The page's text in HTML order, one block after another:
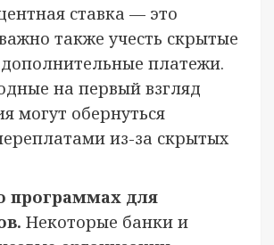
ставка — это
также учесть скрытые
платежи.
на первый взгляд
могут обернуться
из-за скрытых
программах для
Некоторые банки и